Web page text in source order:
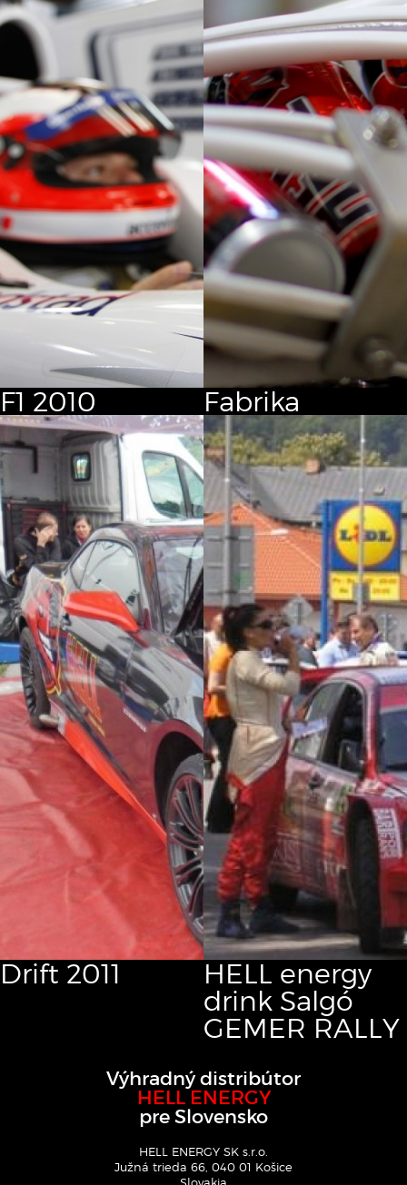
F1 2010 Fabrika
Drift 2011
HELL energy
drink Salgó
GEMER RALLY
Výhradný distribútor
HELL ENERGY
pre Slovensko
HELL ENERGY SK s.r.o.
Južná trieda 66, 040 01 Košice